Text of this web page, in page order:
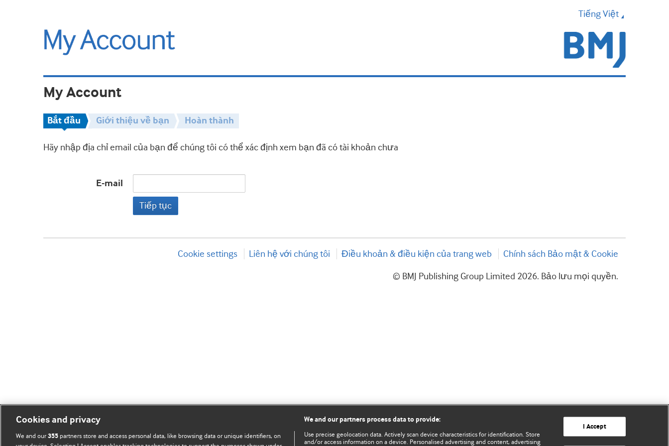
Tiếng Việt
My Account
Bắt đầu Giới thiệu về bạn Hoàn thành
Hãy nhập địa chỉ email của bạn để chúng tôi có thể xác định xem bạn đã có tài khoản chưa
E-mail
Tiếp tục
Cookie settings Liên hệ với chúng tôi Điều khoản & điều kiện của trang web Chính sách Bảo mật & Cookie
© BMJ Publishing Group Limited 2026. Bảo lưu mọi quyền.
Cookies and privacy
We and our355 partners store and access personal data, like browsing data or unique identifiers, on
We and our partners process data to provide:
Use precise geolocation data. Actively scan device characteristics for identification. Store
and/or access information on a device. Personalised advertising and content, advertising
I Accept